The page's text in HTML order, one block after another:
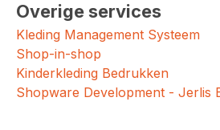
Overige services
Kleding Management Systeem
Shop-in-shop
Kinderkleding Bedrukken
Shopware Development - Jerlis